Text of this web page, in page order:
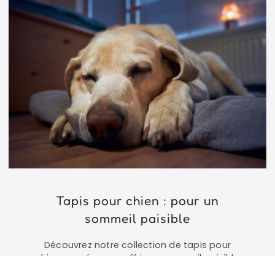
Tapis pour chien : pour un
sommeil paisible
Découvrez notre collection de tapis pour